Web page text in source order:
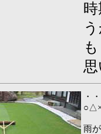
・
雨